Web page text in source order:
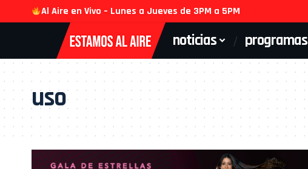
Al Aire en Vivo – Lunes a Jueves de 3PM a 5PM
noticias programas
uso